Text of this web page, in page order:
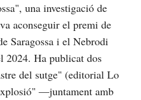
una investigació de
aconseguir el premi de
Saragossa i el Nebrodi
2024. Ha publicat dos
del sutge" (editorial Lo
—juntament amb